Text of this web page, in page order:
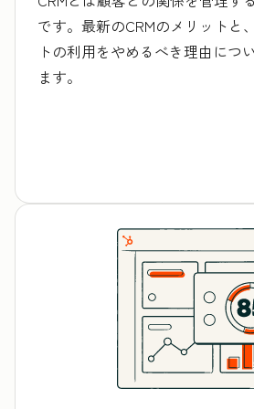
です。最新のCRMのメリットと
トの利用をやめるべき理由につ
ます。